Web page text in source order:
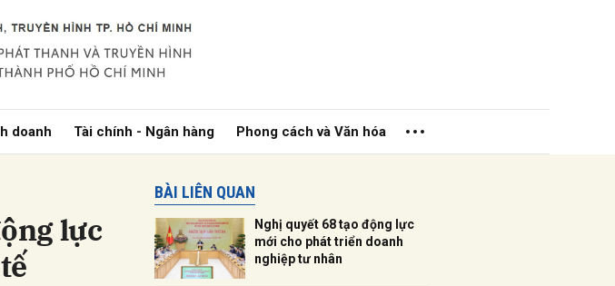
doanh Tài chính - Ngân hàng Phong cách và Văn hóa
lực
BÀI LIÊN QUAN
Nghị quyết 68 tạo động lực
mới cho phát triển doanh
nghiệp tư nhân